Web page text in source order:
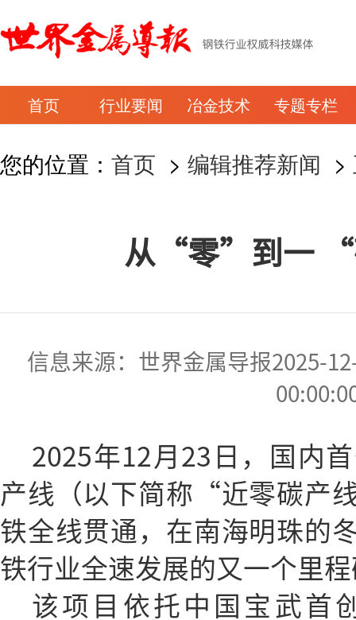
首页 行业要闻 冶金技术 专题专栏
您的位置： 首页 > 编辑推荐新闻 >
从“零”到一 “
信息来源：世界金属导报2025-
2025年12月23日，国内
产线（以下简称“近零碳产
铁全线贯通，在南海明珠的
铁行业全速发展的又一个里
该项目依托中国宝武首